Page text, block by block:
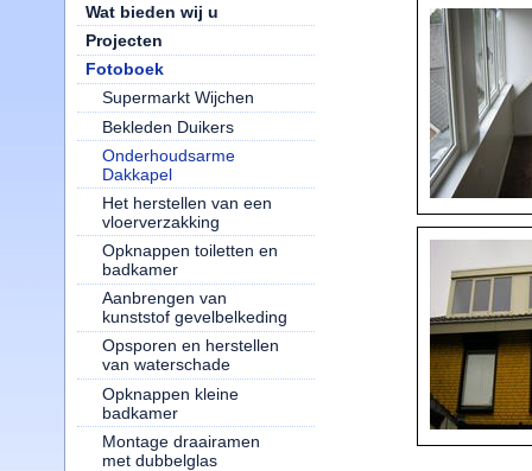
Wat bieden wij u
Projecten
Fotoboek
Supermarkt Wijchen
Bekleden Duikers
Onderhoudsarme
Dakkapel
Het herstellen van een
vloerverzakking
Opknappen toiletten en
badkamer
Aanbrengen van
kunststof gevelbelkeding
Opsporen en herstellen
van waterschade
Opknappen kleine
badkamer
Montage draairamen
met dubbelglas